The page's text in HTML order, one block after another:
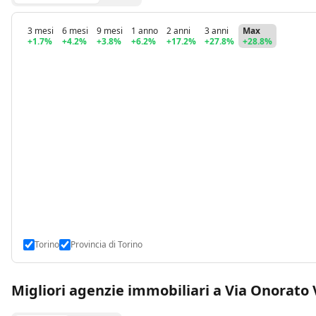
3 mesi
+1.7%
6 mesi
+4.2%
9 mesi
+3.8%
1 anno
+6.2%
2 anni
+17.2%
3 anni
+27.8%
Max
+28.8%
Torino Provincia di Torino
Migliori agenzie immobiliari a Via Onorato